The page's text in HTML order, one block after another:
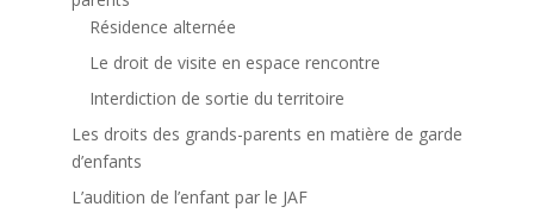
Résidence alternée
Le droit de visite en espace rencontre
Interdiction de sortie du territoire
Les droits des grands-parents en matière de garde
d’enfants
L’audition de l’enfant par le JAF